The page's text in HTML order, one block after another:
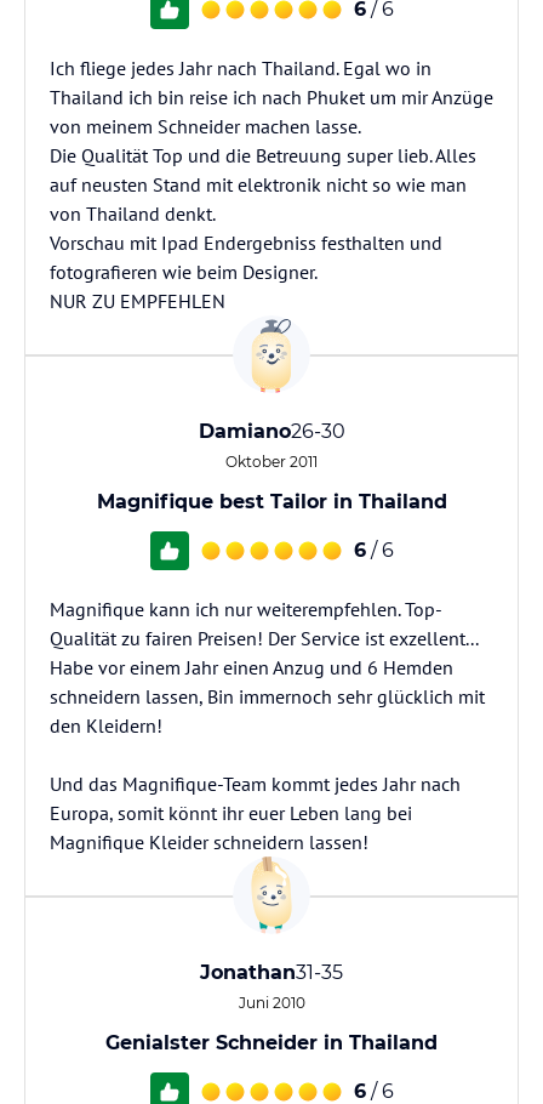
6 / 6
Ich fliege jedes Jahr nach Thailand. Egal wo in
Thailand ich bin reise ich nach Phuket um mir Anzüge
von meinem Schneider machen lasse.
Die Qualität Top und die Betreuung super lieb. Alles
auf neusten Stand mit elektronik nicht so wie man
von Thailand denkt.
Vorschau mit Ipad Endergebniss festhalten und
fotografieren wie beim Designer.
NUR ZU EMPFEHLEN
Damiano26-30
Oktober 2011
Magnifique best Tailor in Thailand
6 / 6
Magnifique kann ich nur weiterempfehlen. Top-
Qualität zu fairen Preisen! Der Service ist exzellent...
Habe vor einem Jahr einen Anzug und 6 Hemden
schneidern lassen, Bin immernoch sehr glücklich mit
den Kleidern!
Und das Magnifique-Team kommt jedes Jahr nach
Europa, somit könnt ihr euer Leben lang bei
Magnifique Kleider schneidern lassen!
Jonathan31-35
Juni 2010
Genialster Schneider in Thailand
6 / 6